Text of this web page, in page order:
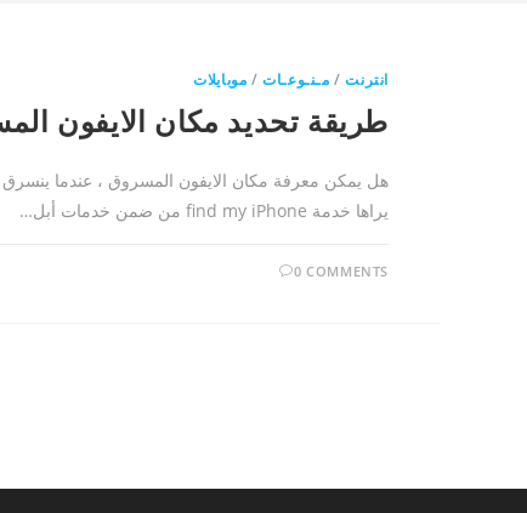
انترنت/ مـنـوعـات/ موبايلات
طريقة تحديد مكان الايفون
هل يمكن معرفة مكان الايفون المسروق ، عندما ينسرق
يراها خدمة find my iPhone من ضمن خدمات أبل…
0 COMMENTS